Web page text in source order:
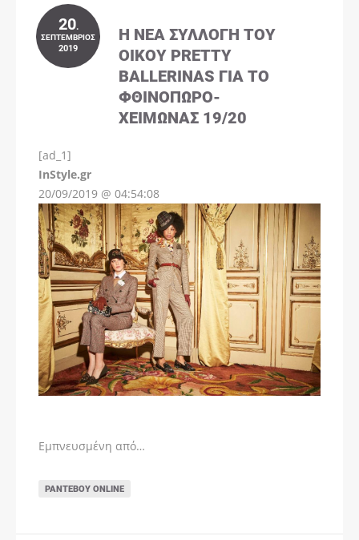
20.
ΣΕΠΤΈΜΒΡΙΟΣ
2019
Η ΝΈΑ ΣΥΛΛΟΓΉ ΤΟΥ
ΟΊΚΟΥ PRETTY
BALLERINAS ΓΙΑ ΤΟ
ΦΘΙΝΌΠΩΡΟ-
ΧΕΙΜΏΝΑΣ 19/20
[ad_1]
InStyle.gr
20/09/2019 @ 04:54:08
Εμπνευσμένη από…
ΡΑΝΤΕΒΟΎ ONLINE